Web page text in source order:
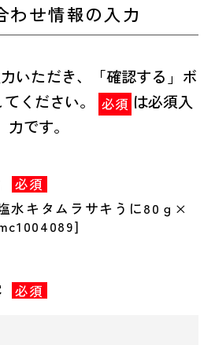
わせ情報の入力
いただき、「確認する」ボ
ください。
必須 は必須入
力です。
必須
水キタムラサキうに80ｇ×
必須